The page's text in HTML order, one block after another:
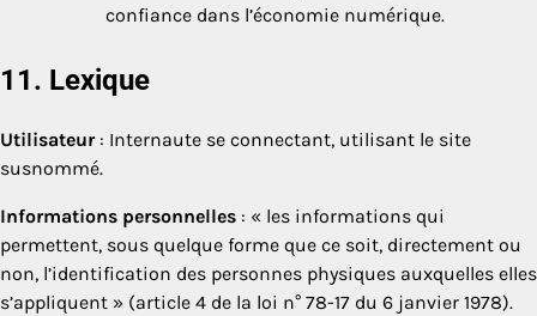
confiance dans l’économie numérique.
11. Lexique
Utilisateur: Internaute se connectant, utilisant le site
susnommé.
Informations personnelles : « les informations qui
permettent, sous quelque forme que ce soit, directement ou
non, l’identification des personnes physiques auxquelles elles
s’appliquent » (article 4 de la loi n° 78-17 du 6 janvier 1978).